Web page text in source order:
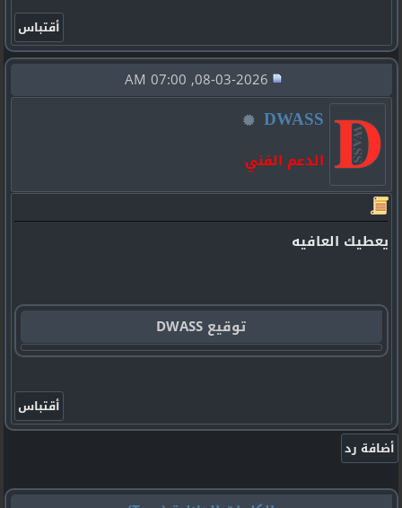
DWASS
الدعم الفني
يعطيك العافيه
توقيع DWASS